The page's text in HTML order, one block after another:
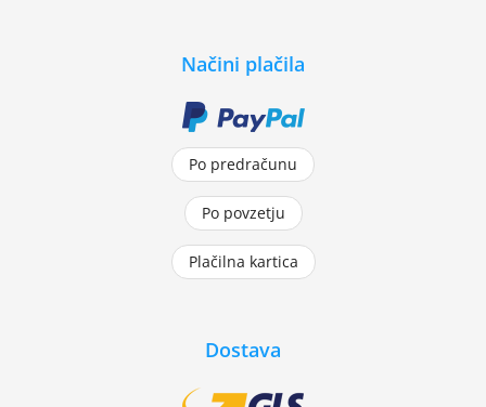
Načini plačila
Po predračunu
Po povzetju
Plačilna kartica
Dostava